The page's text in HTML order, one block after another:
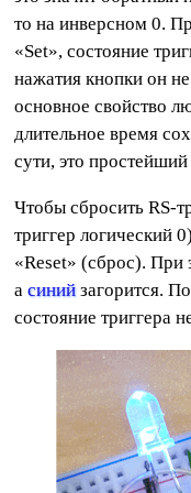
то на инверсном 0.
«Set», состояние
нажатия кнопки он
основное свойство
длительное время
сути, это
Чтобы сбросить RS-
триггер логический
«Reset» (сброс). При
асинийзагорится.
состояние триггера